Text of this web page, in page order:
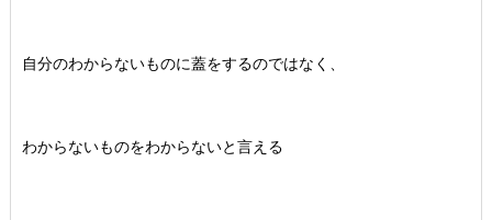
自分のわからないものに蓋をするのではなく、
わからないものをわからないと言える